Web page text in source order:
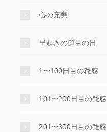
心の充実
早起きの節目の日
1〜100日目の雑感
101〜200日目の雑感
201〜300日目の雑感